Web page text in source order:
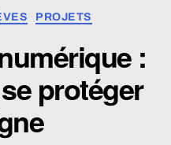
PROJETS
:
protéger